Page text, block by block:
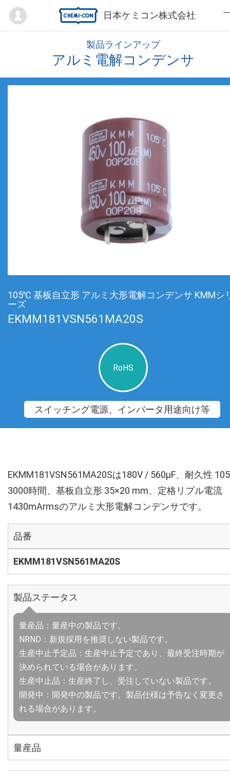
日本ケミコン株式会社
Mypage
製品ラインアップ
アルミ電解コンデンサ
105℃ 基板自立形 アルミ大形電解コンデンサ KMMシ
ーズ
EKMM181VSN561MA20S
RoHS
スイッチング電源、インバータ用途向け等
EKMM181VSN561MA20Sは180V / 560µF、耐久性
3000時間、基板自立形 35×20 mm、定格リプル電流
1430mArmsのアルミ大形電解コンデンサです。
品番
EKMM181VSN561MA20S
製品ステータス
量産品：量産中の製品です。
NRND：新規採用を推奨しない製品です。
生産中止予定品：生産中止予定であり、最終受注時期が
決められている場合があります。
生産中止品：生産終了し、受注していない製品です。
開発中：開発中の製品です。製品仕様は予告なく変更さ
れる場合があります。
量産品